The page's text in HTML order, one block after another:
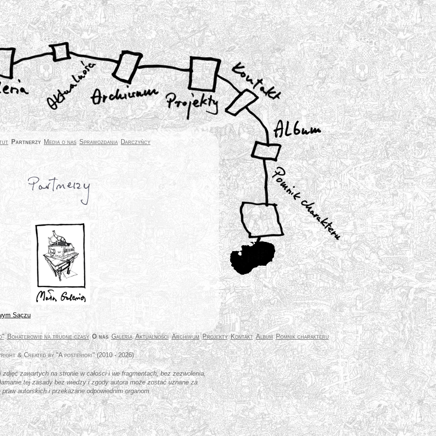
Partnerzy Media o nas Sprawozdania Darczyńcy
Bohaterowie na trudne czasy O nas Galeria Aktualności Archiwum Projekty Kontakt Album Pomnik charakteru
Copyright & Created by "A posteriori" (2010 - 2026)
zawartych na stronie w całości i we fragmentach, bez zezwolenia,
tej zasady bez wiedzy i zgody autora może zostać uznane za
praw autorskich i przekazane odpowiednim organom.